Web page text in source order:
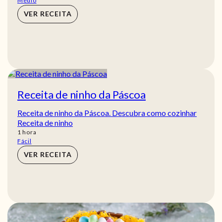
VER RECEITA
Receita de ninho da Páscoa
Receita de ninho da Páscoa. Descubra como cozinhar
Receita de ninho
1 hora
hora
Fácil
VER RECEITA